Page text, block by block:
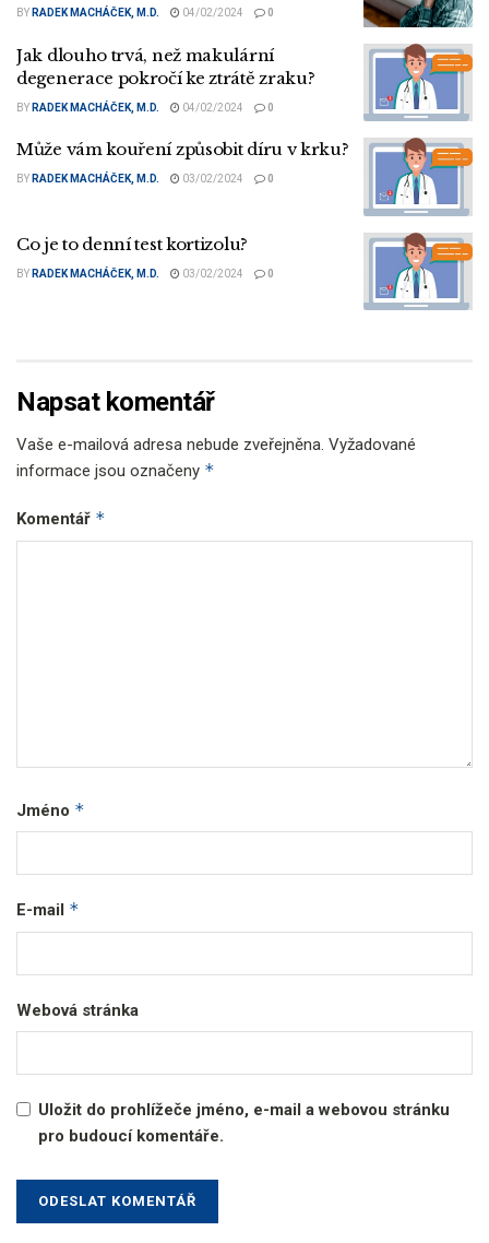
BY RADEK MACHÁČEK, M.D. 04/02/2024 0
Jak dlouho trvá, než makulární
degenerace pokročí ke ztrátě zraku?
BY RADEK MACHÁČEK, M.D. 04/02/2024 0
Může vám kouření způsobit díru v krku?
BY RADEK MACHÁČEK, M.D. 03/02/2024 0
Co je to denní test kortizolu?
BY RADEK MACHÁČEK, M.D. 03/02/2024 0
Napsat komentář
Vaše e-mailová adresa nebude zveřejněna. Vyžadované
informace jsou označeny *
Komentář *
Jméno *
E-mail *
Webová stránka
Uložit do prohlížeče jméno, e-mail a webovou stránku
pro budoucí komentáře.